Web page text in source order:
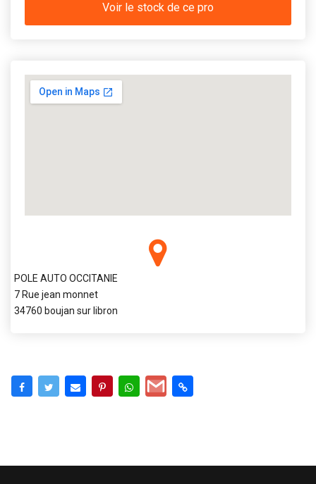
Voir le stock de ce pro
POLE AUTO OCCITANIE
7 Rue jean monnet
34760 boujan sur libron